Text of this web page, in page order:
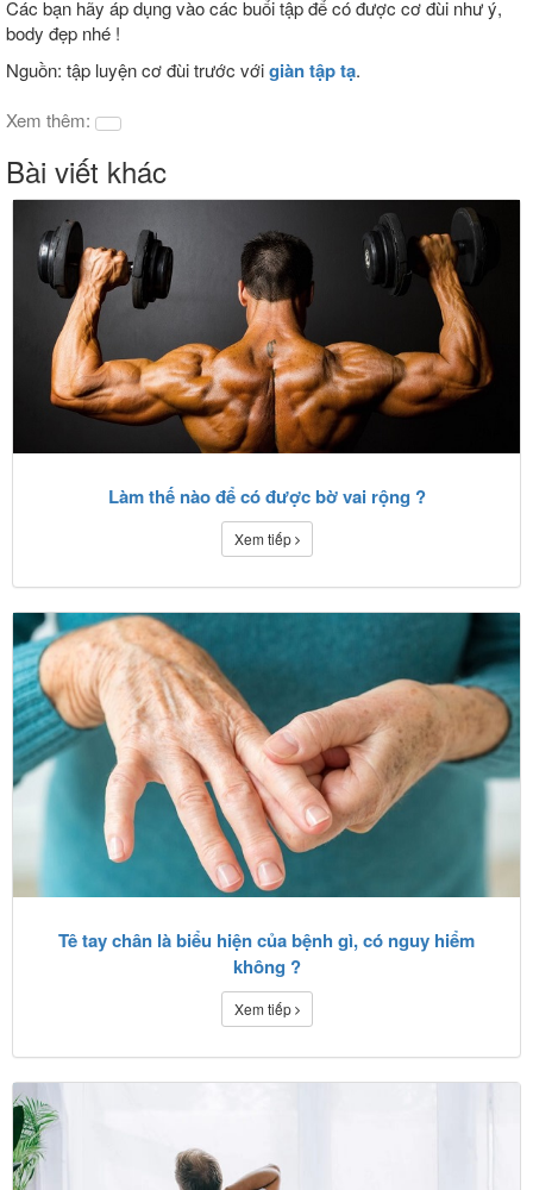
Các bạn hãy áp dụng vào các buổi tập để có được cơ đùi như ý,
body đẹp nhé !
Nguồn: tập luyện cơ đùi trước vớigiàn tập tạ.
Xem thêm:
Bài viết khác
Làm thế nào để có được bờ vai rộng ?
Xem tiếp
Tê tay chân là biểu hiện của bệnh gì, có nguy hiểm
không ?
Xem tiếp